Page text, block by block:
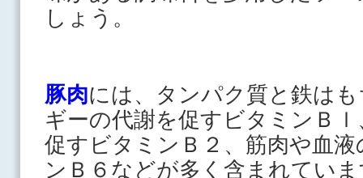
しょう。
豚肉には、タンパク質と鉄は
ギーの代謝を促すビタミンＢ
促すビタミンＢ２、筋肉や血
ンＢ６などが多く含まれてい